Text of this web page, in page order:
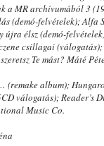
a MR archívumából 3
(demó-felvételek); Alfa
újra élsz (demó-
csillagai (válogatás);
Te mást? Máté
(remake album);
válogatás); Reader’s
Music Co.